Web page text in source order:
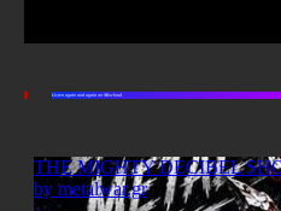
Listen again and again on Mixcloud